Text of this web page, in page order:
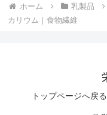
ホーム 乳製品
カリウム｜食物繊維
トップページへ戻る